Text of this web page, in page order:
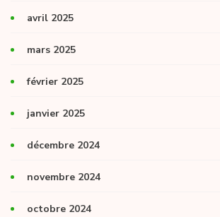
avril 2025
mars 2025
février 2025
janvier 2025
décembre 2024
novembre 2024
octobre 2024